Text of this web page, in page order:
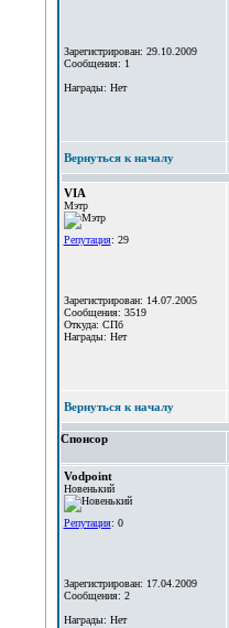
Зарегистрирован: 29.10.2009
Сообщения: 1
Награды: Нет
Вернуться к началу
VIA
Мэтр
Репутация: 29
Зарегистрирован: 14.07.2005
Сообщения: 3519
Откуда: СПб
Награды: Нет
Вернуться к началу
Спонсор
Vodpoint
Новенький
Репутация: 0
Зарегистрирован: 17.04.2009
Сообщения: 2
Награды: Нет